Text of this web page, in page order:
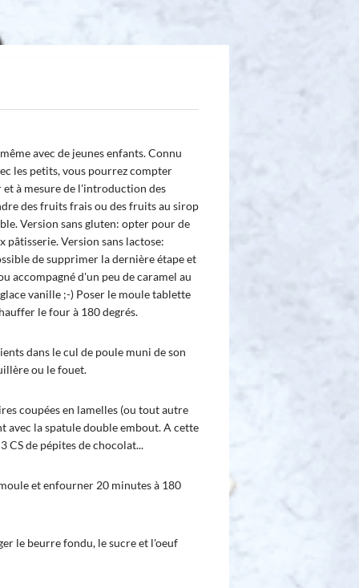
avec de jeunes enfants. Connu
les petits, vous pourrez compter
et à mesure de l'introduction des
des fruits frais ou des fruits au sirop
Version sans gluten: opter pour de
pâtisserie. Version sans lactose:
de supprimer la dernière étape et
accompagné d'un peu de caramel au
vanille ;-) Poser le moule tablette
le four à 180 degrés.
dans le cul de poule muni de son
ou le fouet.
coupées en lamelles (ou tout autre
avec la spatule double embout. A cette
CS de pépites de chocolat...
et enfourner 20 minutes à 180
le beurre fondu, le sucre et l'oeuf